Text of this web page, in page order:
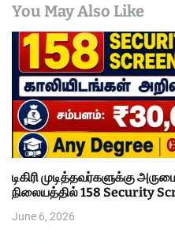
You May Also Like
டிகிரி முடித்தவர்களுக்கு
நிலையத்தில் 158 Security
June 6, 2026